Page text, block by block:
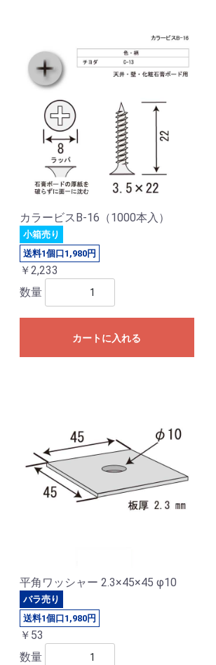
カラービスB-16（1000本入）
小箱売り
送料1個口1,980円
￥2,233
数量
カートに入れる
平角ワッシャー 2.3×45×45 φ10
バラ売り
送料1個口1,980円
￥53
数量